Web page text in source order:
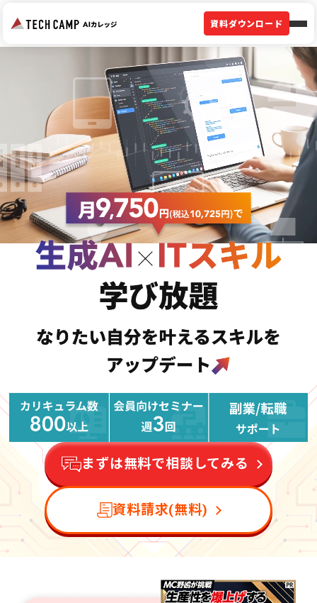
資料ダウンロード
まずは無料で相談してみる
資料請求(無料)